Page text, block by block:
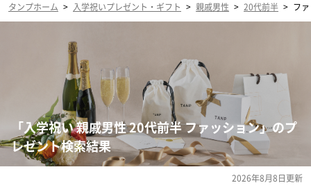
タンプホーム > 入学祝いプレゼント・ギフト > 親戚男性 > 20代前半 > フ
「入学祝い 親戚男性 20代前半 ファッション」のプ
レゼント検索結果
2026年8月8日更新